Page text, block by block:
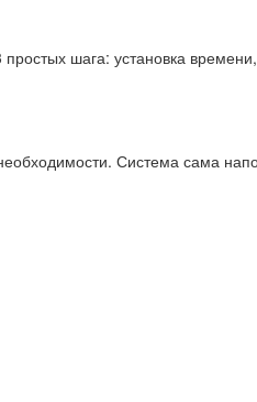
шага: установка
Система сама